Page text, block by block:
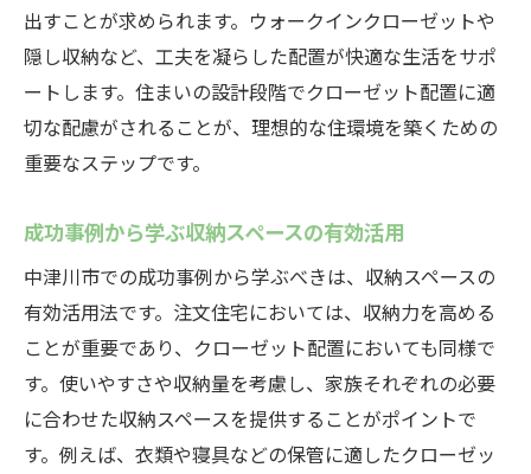
出すことが求められます。ウォークインクローゼットや
隠し収納など、工夫を凝らした配置が快適な生活をサポ
ートします。住まいの設計段階でクローゼット配置に適
切な配慮がされることが、理想的な住環境を築くための
重要なステップです。
成功事例から学ぶ収納スペースの有効活用
中津川市での成功事例から学ぶべきは、収納スペースの
有効活用法です。注文住宅においては、収納力を高める
ことが重要であり、クローゼット配置においても同様で
す。使いやすさや収納量を考慮し、家族それぞれの必要
に合わせた収納スペースを提供することがポイントで
す。例えば、衣類や寝具などの保管に適したクローゼッ